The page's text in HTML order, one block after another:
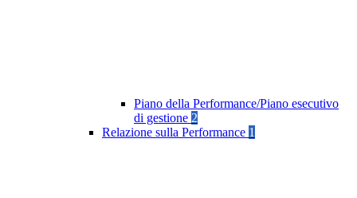
Piano della Performance/Piano esecutivo
di gestione 2
Relazione sulla Performance 1